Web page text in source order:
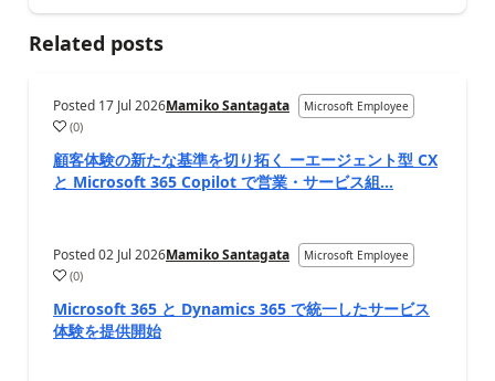
Related posts
Posted 17 Jul 2026Mamiko Santagata Microsoft Employee
(0)
顧客体験の新たな基準を切り拓く ーエージェント型 CX
と Microsoft 365 Copilot で営業・サービス組...
Posted02 Jul 2026Mamiko Santagata Microsoft Employee
(0)
Microsoft 365 と Dynamics 365 で統一したサービス
体験を提供開始